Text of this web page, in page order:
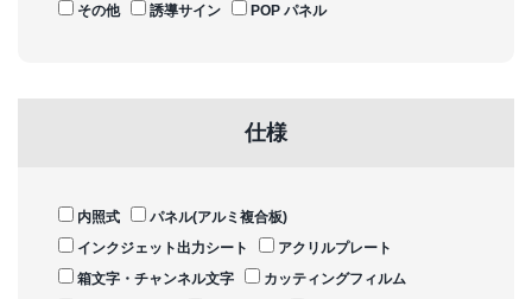
その他
誘導サイン POP パネル
仕様
内照式
パネル(アルミ複合板)
インクジェット出力シート
アクリルプレート
箱文字・チャンネル文字
カッティングフィルム